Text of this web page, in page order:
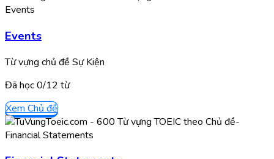
Events
Từ vựng chủ đề Sự Kiện
Đã học0/12 từ
Xem Chủ đề